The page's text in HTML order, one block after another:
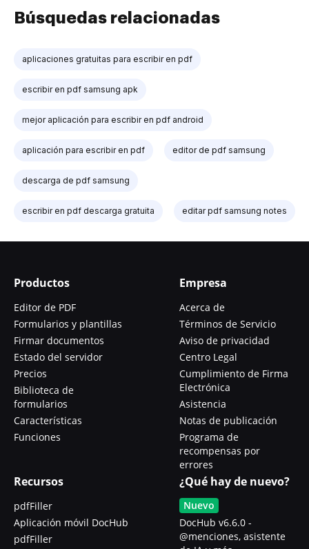
Búsquedas relacionadas
aplicaciones gratuitas para escribir en pdf
escribir en pdf samsung apk
mejor aplicación para escribir en pdf android
aplicación para escribir en pdf editor de pdf samsung
descarga de pdf samsung
escribir en pdf descarga gratuita editar pdf samsung notes
Productos
Editor de PDF
Formularios y plantillas
Firmar documentos
Estado del servidor
Precios
Biblioteca de
formularios
Características
Funciones
Empresa
Acerca de
Términos de Servicio
Aviso de privacidad
Centro Legal
Cumplimiento de Firma
Electrónica
Asistencia
Notas de publicación
Programa de
recompensas por
errores
Recursos
pdfFiller
Aplicación móvil DocHub
pdfFiller
¿Qué hay de nuevo?
Nuevo
DocHub v6.6.0 -
@menciones, asistente